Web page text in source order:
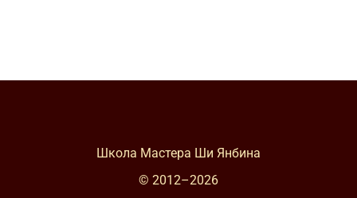
Школа Мастера Ши Янбина
© 2012–2026